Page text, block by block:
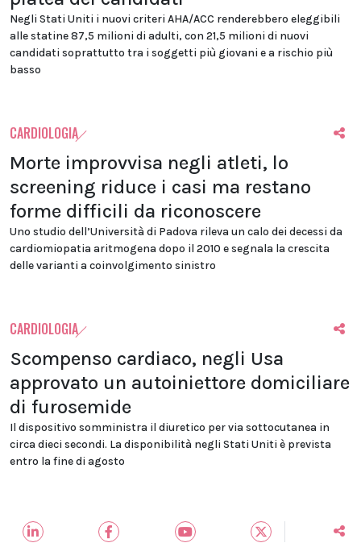
Negli Stati Uniti i nuovi criteri AHA/ACC renderebbero eleggibili
alle statine 87,5 milioni di adulti, con 21,5 milioni di nuovi
candidati soprattutto tra i soggetti più giovani e a rischio più
basso
CARDIOLOGIA
Morte improvvisa negli atleti, lo
screening riduce i casi ma restano
forme difficili da riconoscere
Uno studio dell’Università di Padova rileva un calo dei decessi da
cardiomiopatia aritmogena dopo il 2010 e segnala la crescita
delle varianti a coinvolgimento sinistro
CARDIOLOGIA
Scompenso cardiaco, negli Usa
approvato un autoiniettore domiciliare
di furosemide
Il dispositivo somministra il diuretico per via sottocutanea in
circa dieci secondi. La disponibilità negli Stati Uniti è prevista
entro la fine di agosto